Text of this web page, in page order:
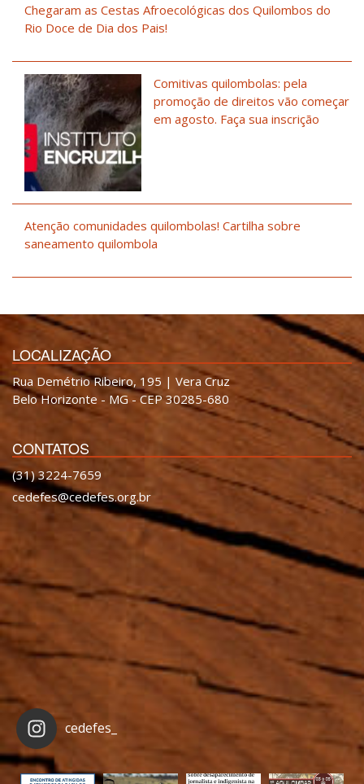
Chegaram as Cestas Afroecológicas dos Quilombos do
Rio Doce de Dia dos Pais!
Comitivas quilombolas: pela
promoção de direitos vão começar
em agosto. Faça sua inscrição
Atenção comunidades quilombolas! Cartilha sobre
saneamento quilombola
LOCALIZAÇÃO
Rua Demétrio Ribeiro, 195 | Vera Cruz
Belo Horizonte - MG - CEP 30285-680
CONTATOS
(31) 3224-7659
cedefes@cedefes.org.br
cedefes_